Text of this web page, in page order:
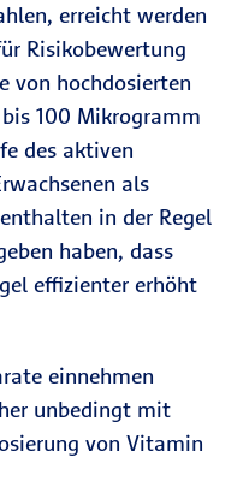
erreicht werden
Risikobewertung
von hochdosierten
100 Mikrogramm
des aktiven
als
in der Regel
haben, dass
effizienter erhöht
einnehmen
unbedingt mit
von Vitamin